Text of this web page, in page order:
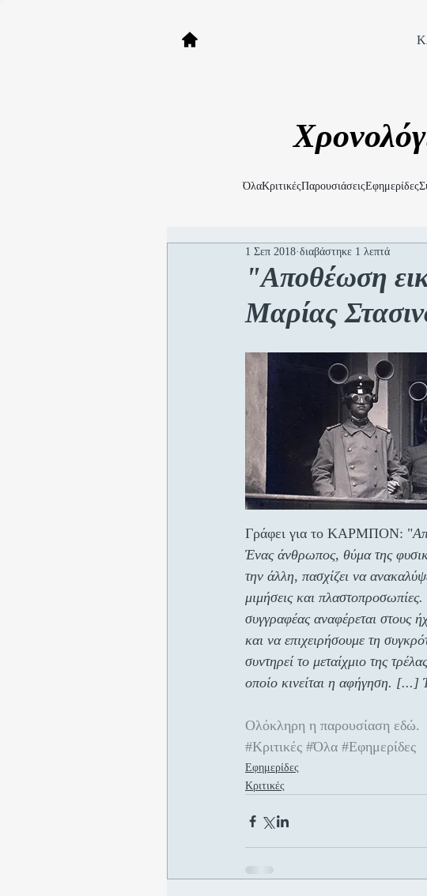
ΌλαΚριτικέςΠαρουσιάσειςΕφημερίδες
"Αποθέωση
Μαρίας
1 Σεπ 2018 διαβάστηκε 1 λεπτά
Γράφει για το ΚΑΡΜΠΟΝ: "
Ένας άνθρωπος, θύμα της
την άλλη, πασχίζει να
μιμήσεις και
συγγραφέας αναφέρεται στους
και να επιχειρήσουμε τη
συντηρεί το μεταίχμιο της
οποίο κινείται η αφήγηση. [...]
Ολόκληρη η παρουσίαση εδώ.
#Κριτικές #Όλα #Εφημερίδες
Εφημερίδες
Κριτικές